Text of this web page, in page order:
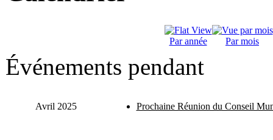
Par année Par mois
Événements pendant
Avril 2025 Prochaine Réunion du Conseil